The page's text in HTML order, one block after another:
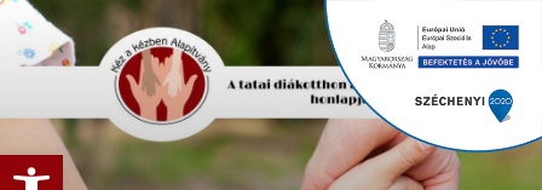
Eszköztár megnyitása
Tartalomhoz